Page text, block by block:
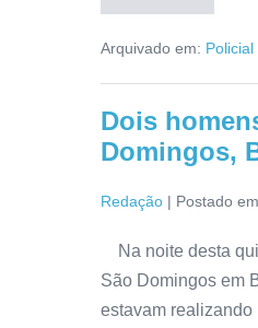
Arquivado em: Policial
Dois
Domingos,
Redação | Postado em
Na noite desta
São Domingos em
estavam realizando